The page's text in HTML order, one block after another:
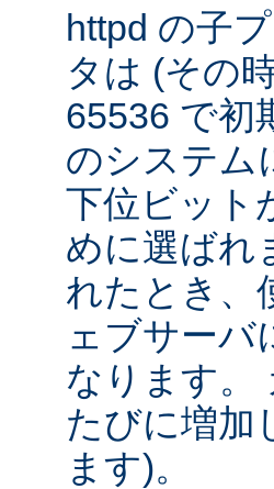
httpd の子
タは (その
65536 で初
のシステム
下位ビット
めに選ばれ
れたとき、
ェブサーバ
なります。
たびに増加
ます)。